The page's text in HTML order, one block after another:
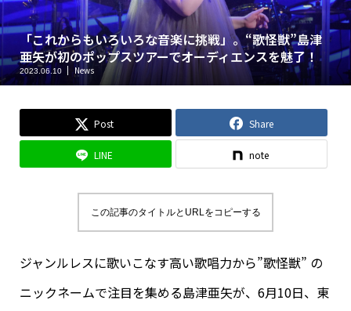
「これからもいろいろな音楽に挑戦」。“歌怪獣”島津
亜矢が初のポップスツアーでオーディエンスを魅了！
2023.06.10 News
Post Share
LINE note
この記事のタイトルとURLをコピーする
ジャンルレスに歌いこなす高い歌唱力から”歌怪獣” の
ニックネームで注目を集める島津亜矢が、6月10日、東